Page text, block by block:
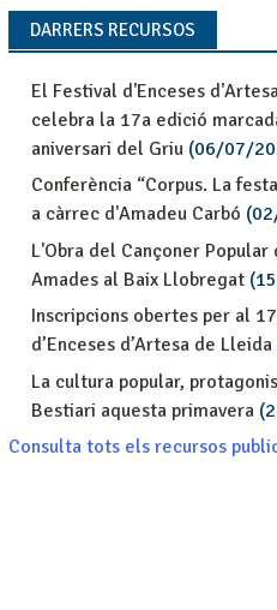
DARRERS RECURSOS
El Festival d'Enceses
celebra la 17a edició
aniversari del Griu(06/07/
Conferència “Corpus. La
a càrrec d'Amadeu Carbó
L'Obra del Cançoner Popular
Amades al Baix Llobregat
Inscripcions obertes per al
d’Enceses d’Artesa de Lleida
La cultura popular,
Bestiari aquesta primavera
Consulta tots els recursos